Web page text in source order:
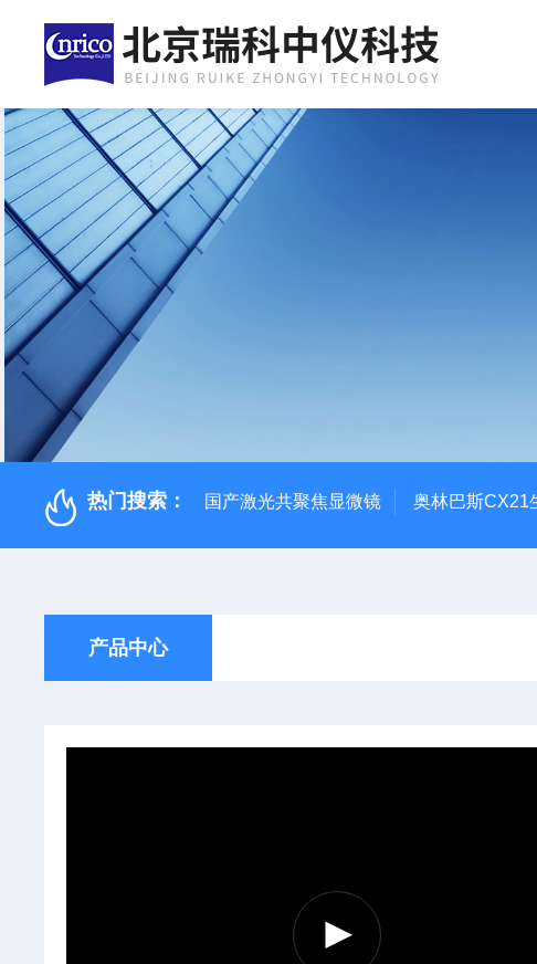
热门搜索： 国产激光共聚焦显微镜 奥林巴斯CX21
产品中心